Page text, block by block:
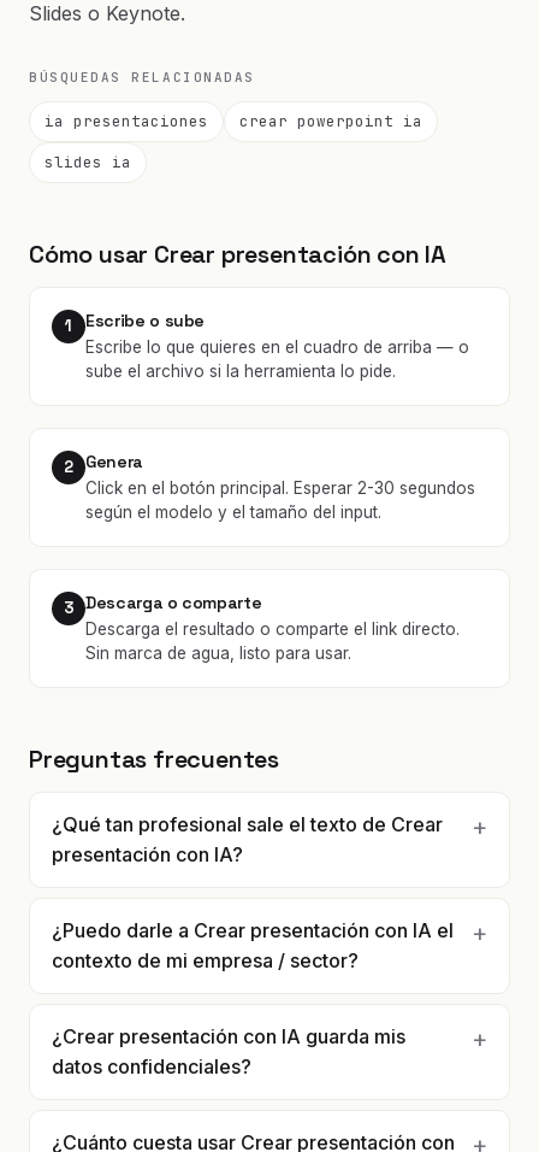
Slides o Keynote.
BÚSQUEDAS RELACIONADAS
ia presentaciones
crear powerpoint ia
slides ia
Cómo usar Crear presentación con IA
1 Escribe o sube
Escribe lo que quieres en el cuadro de arriba — o
sube el archivo si la herramienta lo pide.
2 Genera
Click en el botón principal. Esperar 2-30 segundos
según el modelo y el tamaño del input.
3 Descarga o comparte
Descarga el resultado o comparte el link directo.
Sin marca de agua, listo para usar.
Preguntas frecuentes
¿Qué tan profesional sale el texto de Crear
presentación con IA?
¿Puedo darle a Crear presentación con IA el
contexto de mi empresa / sector?
¿Crear presentación con IA guarda mis
datos confidenciales?
¿Cuánto cuesta usar Crear presentación con